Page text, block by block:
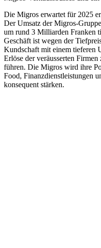
Die Migros erwartet für 2025
Der Umsatz der Migros-
um rund 3 Milliarden Franken
Geschäft ist wegen der
Kundschaft mit einem tieferen
Erlöse der veräusserten
führen. Die Migros wird ihre
Food, Finanzdienstleistungen
konsequent stärken.